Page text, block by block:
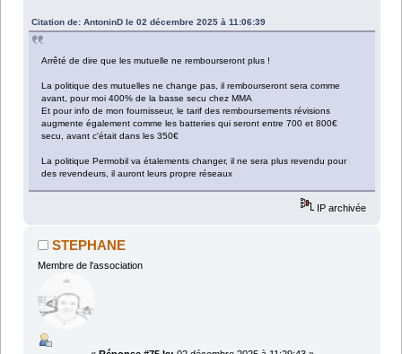
Citation de: AntoninD le 02 décembre 2025 à 11:06:39
Arrêté de dire que les mutuelle ne rembourseront plus !
La politique des mutuelles ne change pas, il rembourseront sera comme
avant, pour moi 400% de la basse secu chez MMA
Et pour info de mon fournisseur, le tarif des remboursements révisions
augmente également comme les batteries qui seront entre 700 et 800€
secu, avant c'était dans les 350€
La politique Permobil va étalements changer, il ne sera plus revendu pour
des revendeurs, il auront leurs propre réseaux
IP archivée
STEPHANE
Membre de l'association